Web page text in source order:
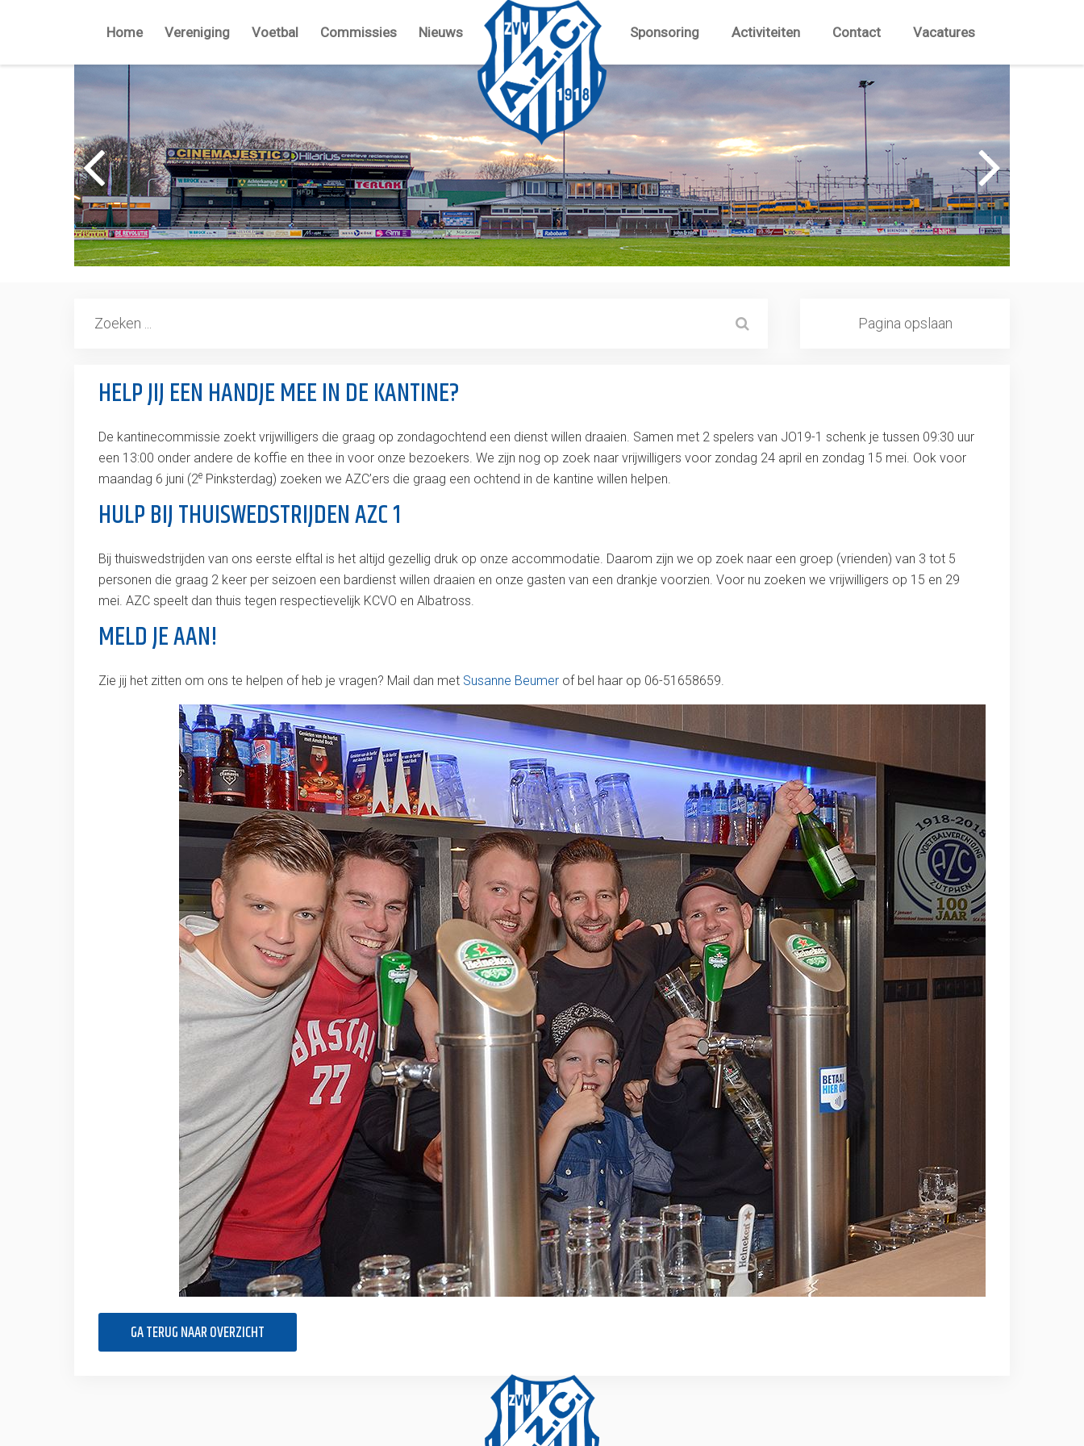
Home Vereniging Voetbal Commissies Nieuws Sponsoring Activiteiten Contact Vacatures
Pagina opslaan
HELP JIJ EEN HANDJE MEE IN DE KANTINE?
De kantinecommissie zoekt vrijwilligers die graag op zondagochtend een dienst willen draaien. Samen met 2 spelers van JO19-1 schenk je tussen 09:30 uur
een 13:00 onder andere de koffie en thee in voor onze bezoekers. We zijn nog op zoek naar vrijwilligers voor zondag 24 april en zondag 15 mei. Ook voor
maandag 6 juni (2e Pinksterdag) zoeken we AZC’ers die graag een ochtend in de kantine willen helpen.
HULP BIJ THUISWEDSTRIJDEN AZC 1
Bij thuiswedstrijden van ons eerste elftal is het altijd gezellig druk op onze accommodatie. Daarom zijn we op zoek naar een groep (vrienden) van 3 tot 5
personen die graag 2 keer per seizoen een bardienst willen draaien en onze gasten van een drankje voorzien. Voor nu zoeken we vrijwilligers op 15 en 29
mei. AZC speelt dan thuis tegen respectievelijk KCVO en Albatross.
MELD JE AAN!
Zie jij het zitten om ons te helpen of heb je vragen? Mail dan met Susanne Beumer of bel haar op 06-51658659.
GA TERUG NAAR OVERZICHT